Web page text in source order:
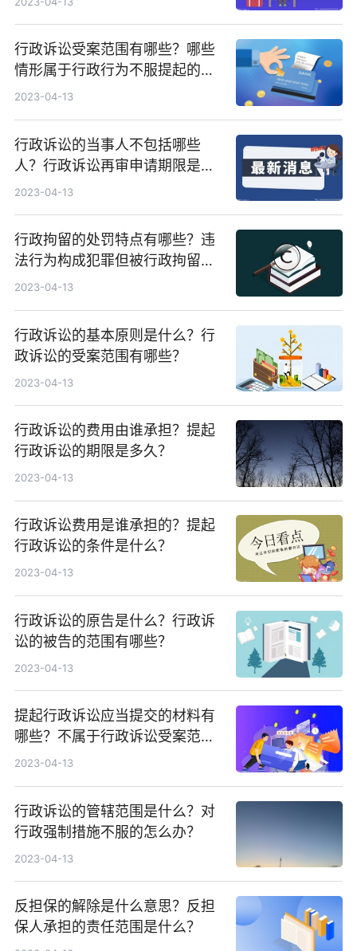
行政诉讼受案范围有哪些？哪些
情形属于行政行为不服提起的诉
讼？
2023-04-13
行政诉讼的当事人不包括哪些
人？行政诉讼再审申请期限是多
久？
2023-04-13
行政拘留的处罚特点有哪些？违
法行为构成犯罪但被行政拘留了
能不能折抵刑期？
2023-04-13
行政诉讼的基本原则是什么？行
政诉讼的受案范围有哪些？
2023-04-13
行政诉讼的费用由谁承担？提起
行政诉讼的期限是多久？
2023-04-13
行政诉讼费用是谁承担的？提起
行政诉讼的条件是什么？
2023-04-13
行政诉讼的原告是什么？行政诉
讼的被告的范围有哪些？
2023-04-13
提起行政诉讼应当提交的材料有
哪些？不属于行政诉讼受案范围
的情形有哪些？
2023-04-13
行政诉讼的管辖范围是什么？对
行政强制措施不服的怎么办？
2023-04-13
反担保的解除是什么意思？反担
保人承担的责任范围是什么？